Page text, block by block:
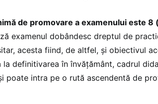
de promovare a examenului este 8
examenul dobândesc dreptul de
acesta fiind, de altfel, și obiectivul
la definitivarea în învățământ, cadrul
poate intra pe o rută ascendentă de